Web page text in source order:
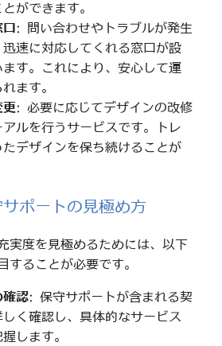
とができます。
: 問い合わせやトラブルが発生
迅速に対応してくれる窓口が設
ます。これにより、安心して運
ます。
更: 必要に応じてデザインの改修
ルを行うサービスです。トレ
たデザインを保ち続けることが
ポートの見極め方
実度を見極めるためには、以下
することが必要です。
確認: 保守サポートが含まれる契
く確認し、具体的なサービス
します。